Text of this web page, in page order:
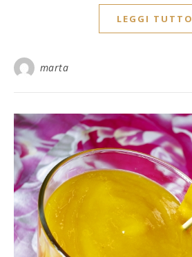
LEGGI TUTTO
marta